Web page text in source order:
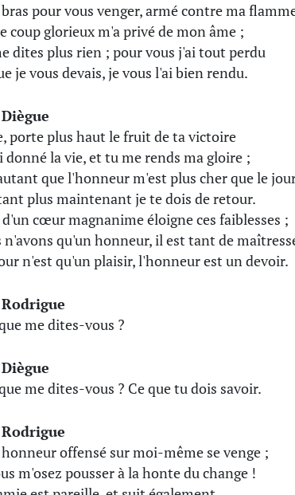
pour vous venger, armé contre ma
coup glorieux m'a privé de mon âme ;
dites plus rien ; pour vous j'ai tout perdu
je vous devais, je vous l'ai bien rendu.
porte plus haut le fruit de ta victoire
donné la vie, et tu me rends ma gloire ;
que l'honneur m'est plus cher que le
plus maintenant je te dois de retour.
cœur magnanime éloigne ces faiblesses ;
n'avons qu'un honneur, il est tant de
n'est qu'un plaisir, l'honneur est un devoir.
me dites-vous ?
me dites-vous ? Ce que tu dois savoir.
offensé sur moi-même se venge ;
m'osez pousser à la honte du change !